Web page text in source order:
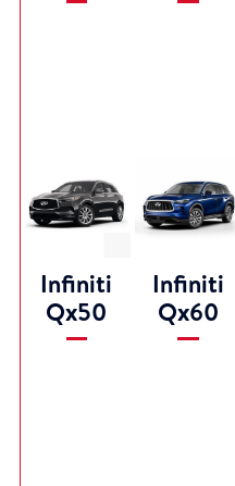
Infiniti
Qx50
Infiniti
Qx60